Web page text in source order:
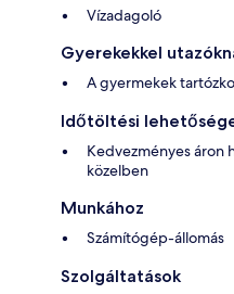
Vízadagoló
Gyerekekkel
A gyermekek
Időtöltési
Kedvezményes áron
közelben
Munkához
Számítógép-állomás
Szolgáltatások